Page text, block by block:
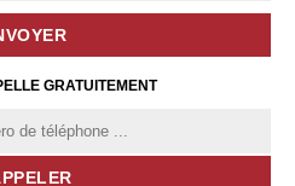
GRATUITEMENT